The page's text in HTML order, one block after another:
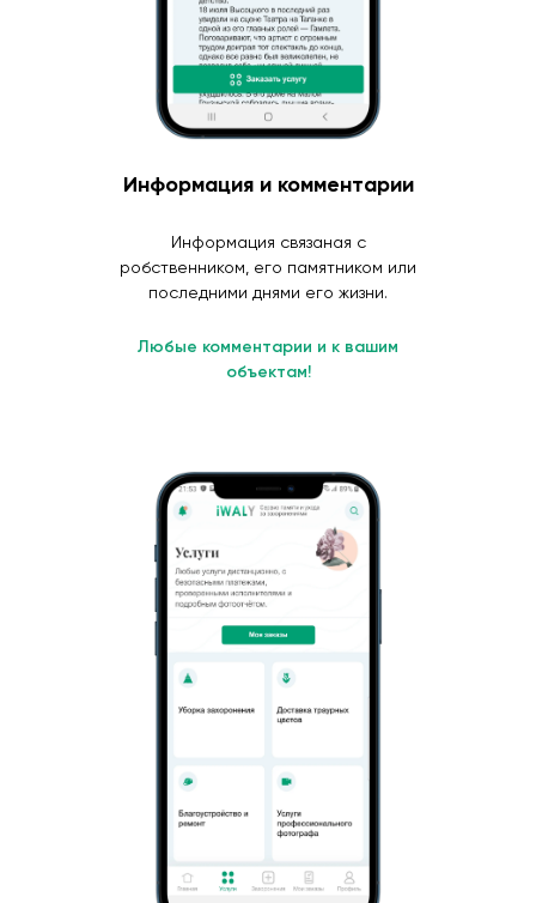
Информация и комментарии
Информация связаная с
робственником, его памятником или
последними днями его жизни.
Любые комментарии и к вашим
объектам!